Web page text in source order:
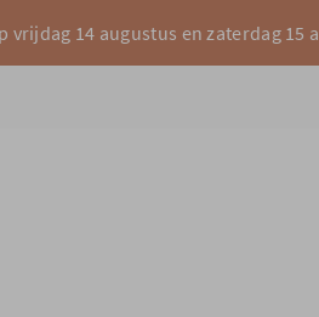
14 augustus en zaterdag 15